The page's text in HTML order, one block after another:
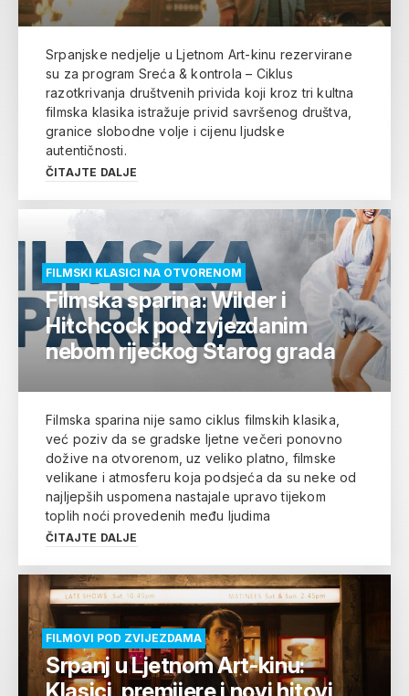
Srpanjske nedjelje u Ljetnom Art-kinu rezervirane
su za program Sreća & kontrola – Ciklus
razotkrivanja društvenih privida koji kroz tri kultna
filmska klasika istražuje privid savršenog društva,
granice slobodne volje i cijenu ljudske
autentičnosti.
ČITAJTE DALJE
FILMSKI KLASICI NA OTVORENOM
Filmska sparina: Wilder i
Hitchcock pod zvjezdanim
nebom riječkog Starog grada
Filmska sparina nije samo ciklus filmskih klasika,
već poziv da se gradske ljetne večeri ponovno
dožive na otvorenom, uz veliko platno, filmske
velikane i atmosferu koja podsjeća da su neke od
najljepših uspomena nastajale upravo tijekom
toplih noći provedenih među ljudima
ČITAJTE DALJE
FILMOVI POD ZVIJEZDAMA
Srpanj u Ljetnom Art-kinu: